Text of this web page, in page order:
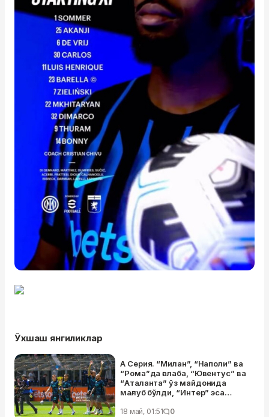
Ўхшаш янгиликлар
А Серия. “Милан”, “Наполи” ва
“Рома”да ғалаба, “Ювентус” ва
“Аталанта” ўз майдонида
мағлуб бўлди, “Интер” эса
18 май, 01:51 0